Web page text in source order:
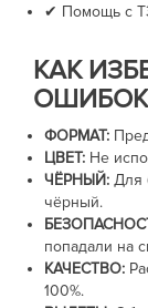
✔ Помощь с
КАК
ОШИБОК
ФОРМАТ:
ЦВЕТ: Не
ЧЁРНЫЙ: Для
чёрный.
попадали на
КАЧЕСТВО:
100%.